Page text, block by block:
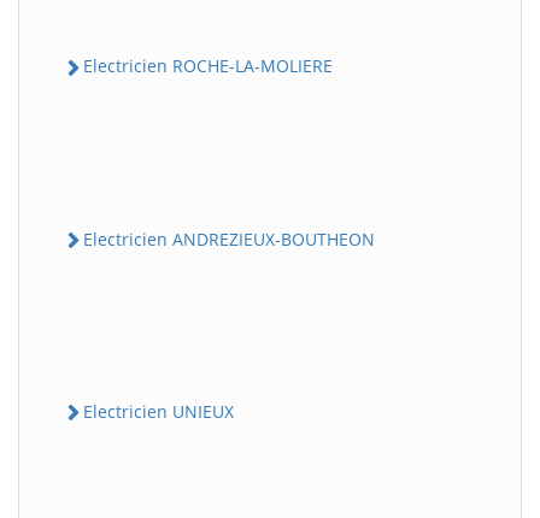
Electricien ROCHE-LA-MOLIERE
Electricien ANDREZIEUX-BOUTHEON
Electricien UNIEUX